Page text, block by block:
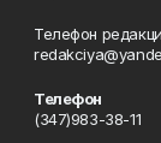
Телефон
Телефон
(347)983-38-11